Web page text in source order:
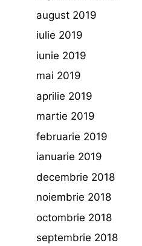
august 2019
iulie 2019
iunie 2019
mai 2019
aprilie 2019
martie 2019
februarie 2019
ianuarie 2019
decembrie 2018
noiembrie 2018
octombrie 2018
septembrie 2018